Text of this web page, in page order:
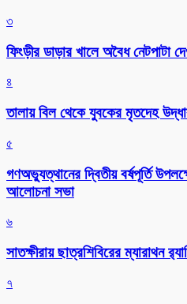
৩
ফিংড়ীর ডাড়ার খালে অবৈধ নেটপাটা
৪
তালায় বিল থেকে যুবকের মৃতদেহ
৫
গণঅভ্যুত্থানের দ্বিতীয় বর্ষপূর্তি
আলোচনা সভা
৬
সাতক্ষীরায় ছাত্রশিবিরের ম্যারাথন
৭